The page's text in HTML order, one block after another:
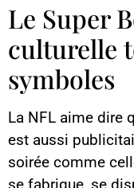
Le Super
culturelle
symboles
La NFL aime dire
est aussi
soirée comme